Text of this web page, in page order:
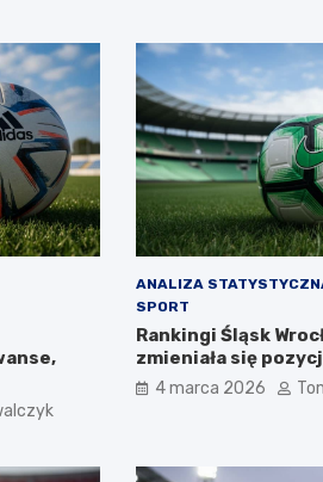
ANALIZA
SPORT
Rankingi Śląsk
zmieniała się
4 marca 2026